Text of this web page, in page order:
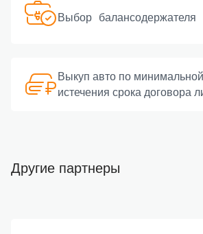
Выбор балансодержателя
Выкуп авто по
истечения срока договора
Другие партнеры